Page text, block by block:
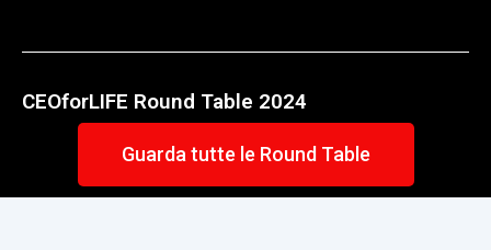
CEOforLIFE Round Table 2024
Guarda tutte le Round Table